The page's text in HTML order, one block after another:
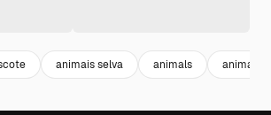
animais selva animals animal